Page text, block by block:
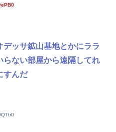
ッサ鉱山基地とかにララ
らない部屋から遠隔してれ
すんだ